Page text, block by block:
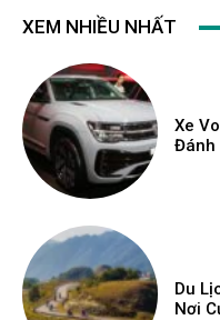
XEM NHIỀU NHẤT
Xe
Đánh
Du
Nơi